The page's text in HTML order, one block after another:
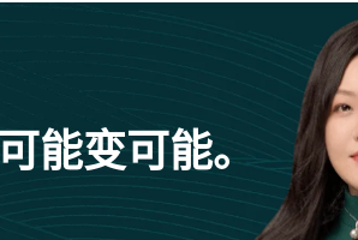
能变可能。